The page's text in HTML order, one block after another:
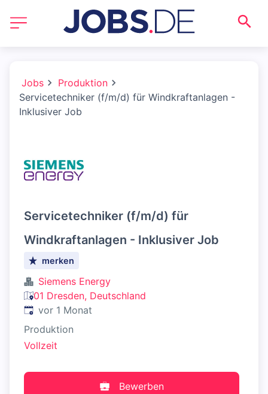
Jobs
Produktion
Servicetechniker (f/m/d) für Windkraftanlagen -
Inklusiver Job
Servicetechniker (f/m/d) für
Windkraftanlagen - Inklusiver Job
merken
Siemens Energy
01 Dresden, Deutschland
Veröffentlicht:
vor 1 Monat
Produktion
Vollzeit
Bewerben